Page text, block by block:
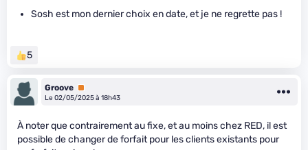
Sosh est mon dernier choix en date, et je ne regrette pas !
5
Groove Premium
Le 02/05/2025 à 18h43
À noter que contrairement au fixe, et au moins chez RED, il est
possible de changer de forfait pour les clients existants pour